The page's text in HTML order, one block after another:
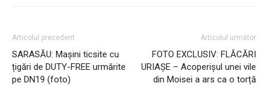
Articolul precedent
SARASĂU: Mașini ticsite cu
țigări de DUTY-FREE urmărite
pe DN19 (foto)
Articolul următor
FOTO EXCLUSIV: FLĂCĂRI
URIAȘE – Acoperișul unei vile
din Moisei a ars ca o torță